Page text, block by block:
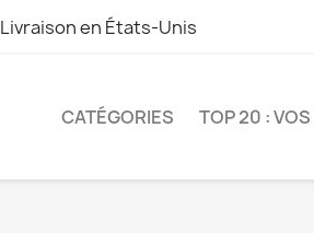
Livraison en États-Unis
CATÉGORIES TOP 20 : VOS